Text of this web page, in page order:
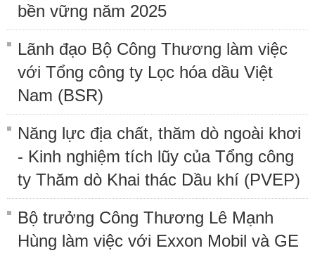
bền vững năm 2025
Lãnh đạo Bộ Công Thương làm việc
với Tổng công ty Lọc hóa dầu Việt
Nam (BSR)
Năng lực địa chất, thăm dò ngoài khơi
- Kinh nghiệm tích lũy của Tổng công
ty Thăm dò Khai thác Dầu khí (PVEP)
Bộ trưởng Công Thương Lê Mạnh
Hùng làm việc với Exxon Mobil và GE